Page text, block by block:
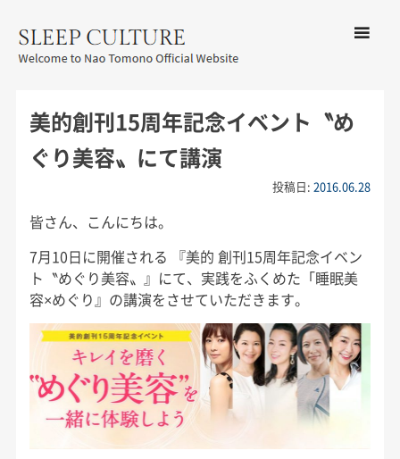
CULTURE
ュ
ツへ移動
美的創刊15周年記念イベント〝め
ぐり美容〟にて講演
投稿日:2016.06.28
皆さん、こんにちは。
7月10日に開催される 『美的 創刊15周年記念イベン
ト〝めぐり美容〟』にて、実践をふくめた「睡眠美
容×めぐり』の講演をさせていただきます。